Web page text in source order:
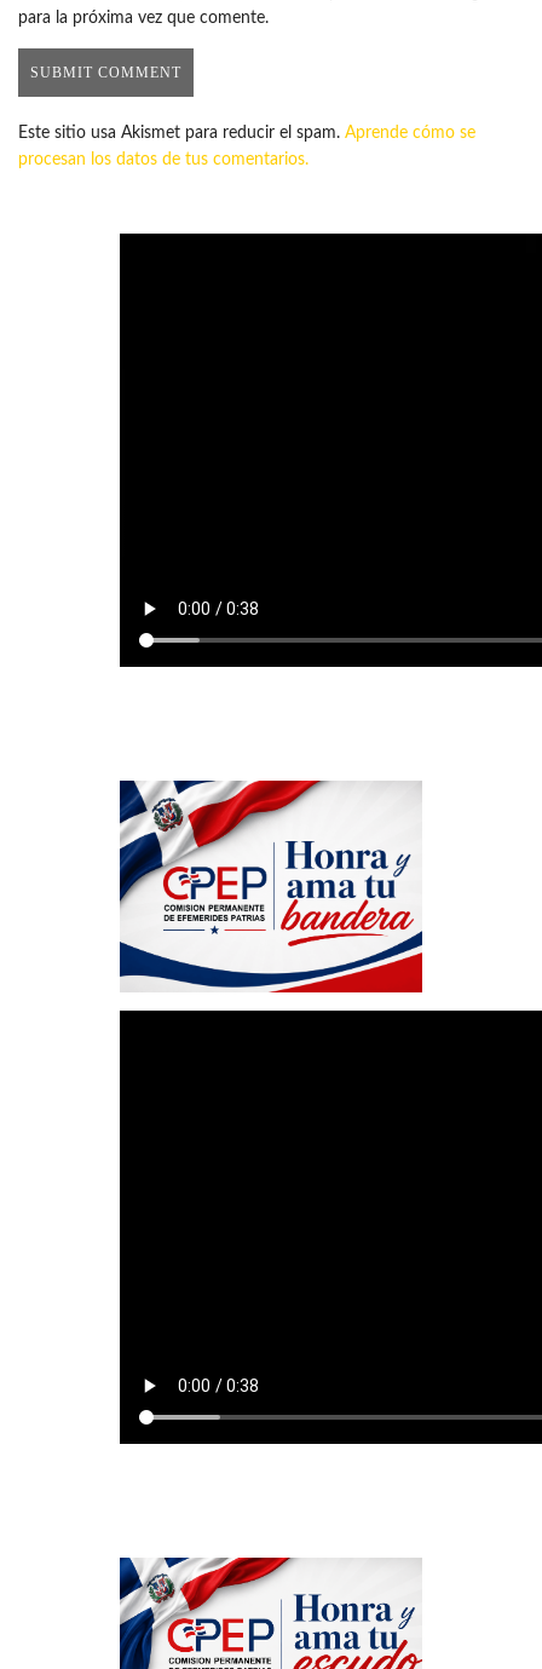
para la próxima vez que comente.
Este sitio usa Akismet para reducir el spam. Aprende cómo se
procesan los datos de tus comentarios.